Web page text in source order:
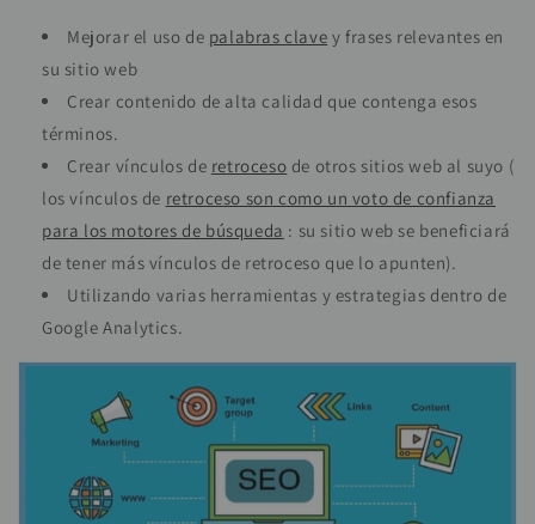
Mejorar el uso de palabras clave y frases relevantes en
su sitio web
Crear contenido de alta calidad que contenga esos
términos.
Crear vínculos de retroceso de otros sitios web al suyo (
los vínculos de retroceso son como un voto de confianza
para los motores de búsqueda : su sitio web se beneficiará
de tener más vínculos de retroceso que lo apunten).
Utilizando varias herramientas y estrategias dentro de
Google Analytics.